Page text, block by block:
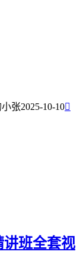
小张2025-10-10
讲班全套视